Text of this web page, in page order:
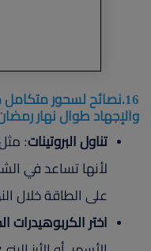
16.نصائح لسحور
والإجهاد طوال نهار
تناول البروتينات:
لأنها تساعد في
على الطاقة خلال
اختر الكربوهيدرات